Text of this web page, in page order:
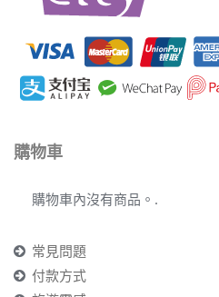
購物車
購物車內沒有商品。.
常見問題
付款方式